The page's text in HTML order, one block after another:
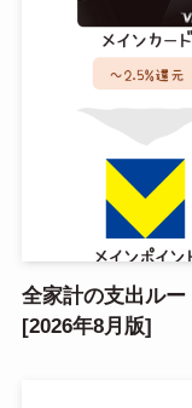
全家計の支出ル
[2026年8月版]